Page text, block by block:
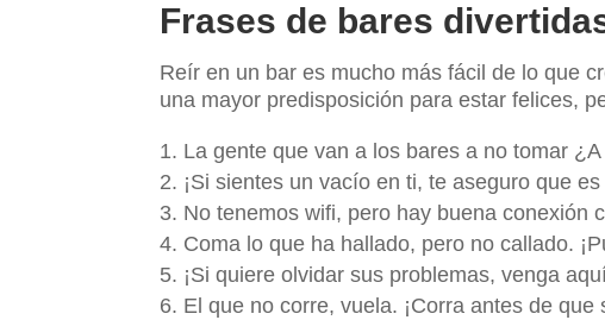
Frases de bares
Reír en un bar es mucho más fácil de lo que
una mayor predisposición para estar felices,
La gente que van a los bares a no tomar
¡Si sientes un vacío en ti, te aseguro que
No tenemos wifi, pero hay buena conexión
Coma lo que ha hallado, pero no callado.
¡Si quiere olvidar sus problemas, venga
El que no corre, vuela. ¡Corra antes de